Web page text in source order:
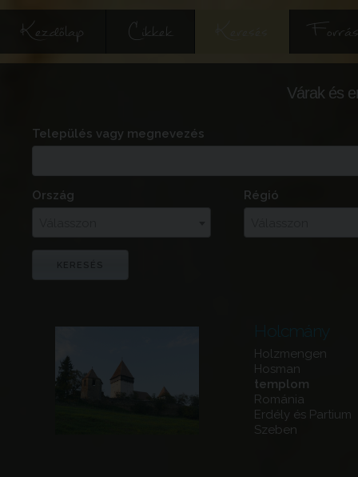
Kezdőlap Cikkek
Várak és
Település vagy megnevezés
Ország
Régió
Holcmány
Holzmengen
Hosman
templom
Románia
Erdély és Partium
Szeben